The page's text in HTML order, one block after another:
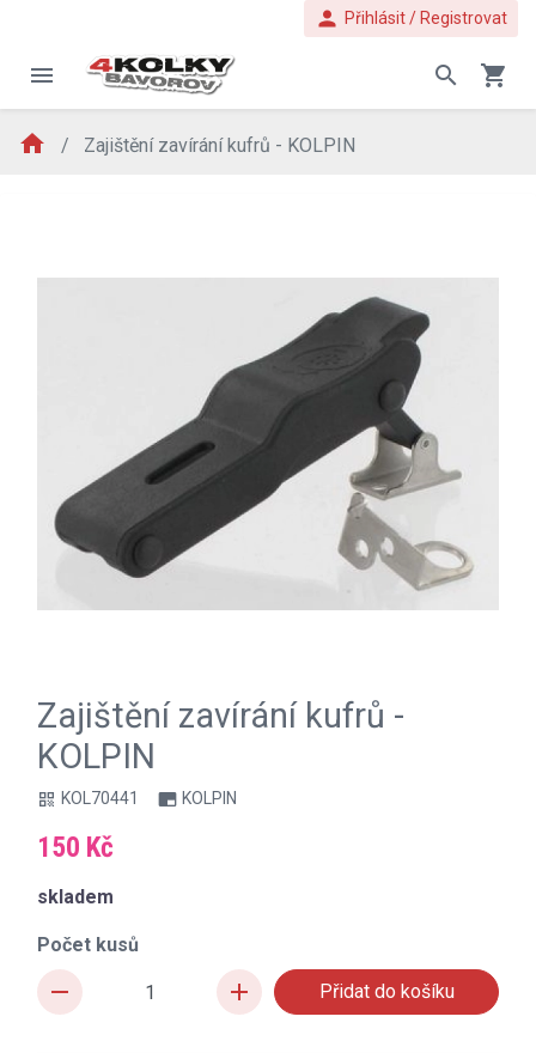
person Přihlásit / Registrovat
menu search shopping_cart
home Zajištění zavírání kufrů - KOLPIN
Zajištění zavírání kufrů -
KOLPIN
qr_code KOL70441 branding_watermark KOLPIN
150 Kč
skladem
Počet kusů
remove add